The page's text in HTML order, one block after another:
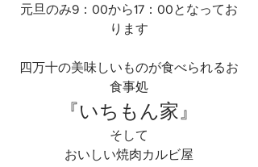
元旦のみ9：00から17：00となってお
ります
四万十の美味しいものが食べられるお
食事処
『いちもん家』
そして
おいしい焼肉カルビ屋